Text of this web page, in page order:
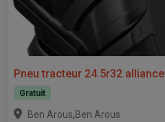
Pneu tracteur 24.5r32 alliance
Gratuit
Ben Arous,Ben Arous